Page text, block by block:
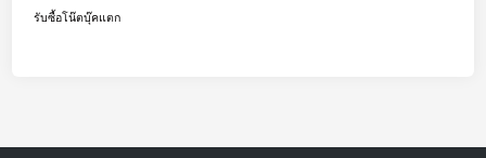
รับซื้อโน๊ตบุ๊คแตก